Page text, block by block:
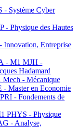
- Système Cyber
- Physique des Hautes
Entreprise
- M1 MJH -
Hadamard
- Mécanique
Master en Economie
- Fondements de
PHYS - Physique
- Analyse,